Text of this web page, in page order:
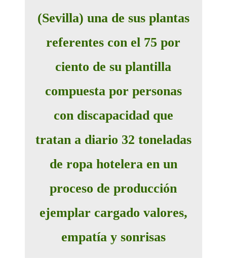
(Sevilla) una de sus plantas
referentes con el 75 por
ciento de su plantilla
compuesta por personas
con discapacidad que
tratan a diario 32 toneladas
de ropa hotelera en un
proceso de producción
ejemplar cargado valores,
empatía y sonrisas